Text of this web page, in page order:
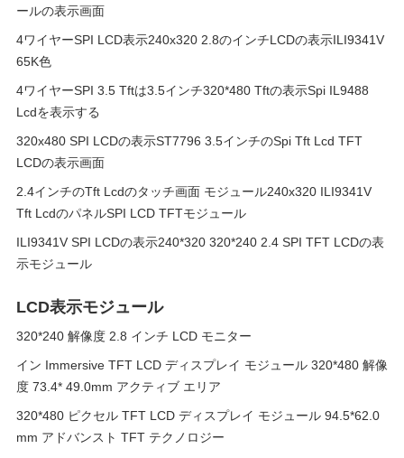
ールの表示画面
4ワイヤーSPI LCD表示240x320 2.8のインチLCDの表示ILI9341V
65K色
4ワイヤーSPI 3.5 Tftは3.5インチ320*480 Tftの表示Spi IL9488
Lcdを表示する
320x480 SPI LCDの表示ST7796 3.5インチのSpi Tft Lcd TFT
LCDの表示画面
2.4インチのTft Lcdのタッチ画面 モジュール240x320 ILI9341V
Tft LcdのパネルSPI LCD TFTモジュール
ILI9341V SPI LCDの表示240*320 320*240 2.4 SPI TFT LCDの表
示モジュール
LCD表示モジュール
320*240 解像度 2.8 インチ LCD モニター
イン Immersive TFT LCD ディスプレイ モジュール 320*480 解像
度 73.4* 49.0mm アクティブ エリア
320*480 ピクセル TFT LCD ディスプレイ モジュール 94.5*62.0
mm アドバンスト TFT テクノロジー